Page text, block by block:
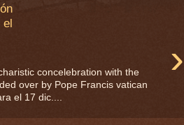
el
›
concelebration with the
over by Pope Francis vatican
el 17 dic....